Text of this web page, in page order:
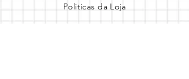
Politicas da Loja